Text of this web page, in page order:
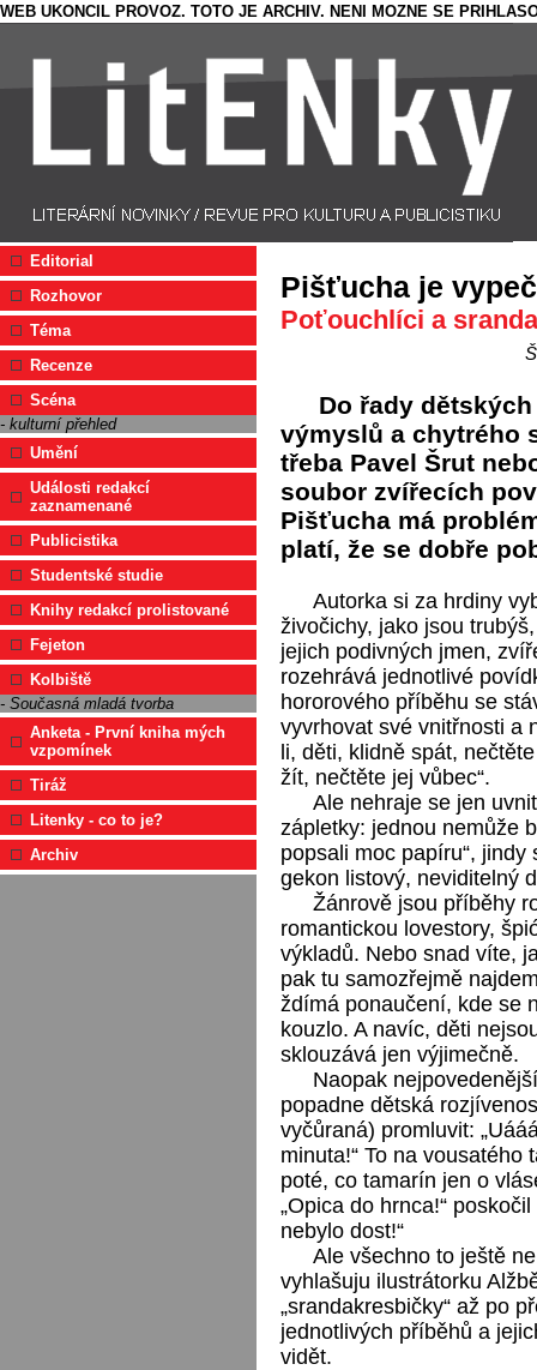
WEB UKONCIL PROVOZ. TOTO JE ARCHIV. NENI MOZNE SE
Editorial
Rozhovor
Téma
Recenze
Scéna
- kulturní přehled
Umění
Události redakcí
zaznamenané
Publicistika
Studentské studie
Knihy redakcí prolistované
Fejeton
Kolbiště
- Současná mladá tvorba
Anketa - První kniha mých
vzpomínek
Tiráž
Litenky - co to je?
Archiv
Pišťucha je
Poťouchlíci a
Do řady
výmyslů a chytrého
třeba Pavel Šrut
soubor zvířecích
Pišťucha má
platí, že se dobře
Autorka si za hrdiny
živočichy, jako jsou
jejich podivných jmen,
rozehrává jednotlivé
hororového příběhu se
vyvrhovat své vnitřnosti a
li, děti, klidně spát,
žít, nečtěte jej vůbec“.
Ale nehraje se jen
zápletky: jednou nemůže
popsali moc papíru“,
gekon listový, neviditelný
Žánrově jsou příběhy
romantickou lovestory,
výkladů. Nebo snad víte,
pak tu samozřejmě
ždímá ponaučení, kde se
kouzlo. A navíc, děti
sklouzává jen výjimečně.
Naopak
popadne dětská
vyčůraná) promluvit:
minuta!“ To na
poté, co tamarín jen o
„Opica do hrnca!“
nebylo dost!“
Ale všechno to ještě
vyhlašuju ilustrátorku
„srandakresbičky“ až po
jednotlivých příběhů a
vidět.